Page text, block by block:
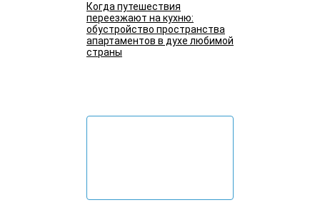
Когда путешествия
переезжают на кухню:
обустройство пространства
апартаментов в духе любимой
страны